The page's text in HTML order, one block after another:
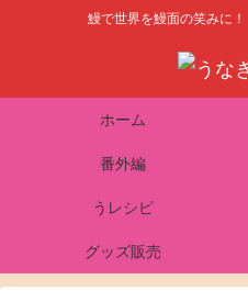
鰻で世界を鰻面の笑みに
ホーム
番外編
うレシピ
グッズ販売